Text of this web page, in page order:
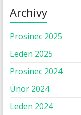
Archivy
Prosinec 2025
Leden 2025
Prosinec 2024
Únor 2024
Leden 2024